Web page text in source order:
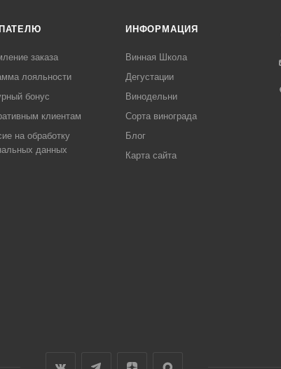
заказа
лояльности
бонус
клиентам
на обработку
данных
ИНФОРМАЦИЯ
Винная Школа
Дегустации
Винодельни
Сорта винограда
Блог
Карта сайта